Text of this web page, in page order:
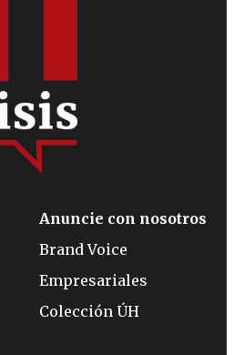
Anuncie con nosotros
Brand Voice
Empresariales
Colección ÚH